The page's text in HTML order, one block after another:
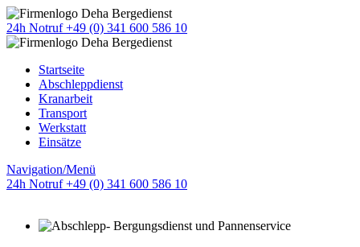
24h Notruf +49 (0) 341 600 586 10
Startseite
Abschleppdienst
Kranarbeit
Transport
Werkstatt
Einsätze
Navigation/Menü
24h Notruf +49 (0) 341 600 586 10